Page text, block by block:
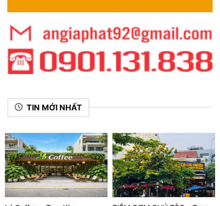
TIN MỚI NHẤT